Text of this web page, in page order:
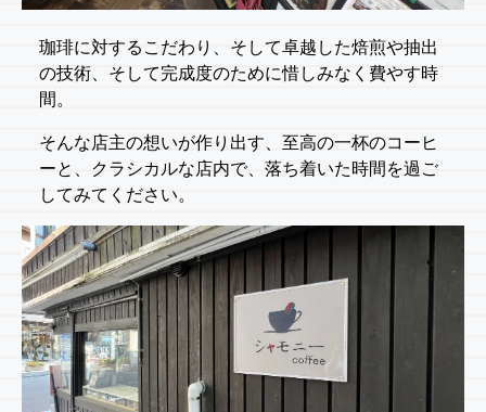
珈琲に対するこだわり、そして卓越した焙煎や抽出
の技術、そして完成度のために惜しみなく費やす時
間。
そんな店主の想いが作り出す、至高の一杯のコーヒ
ーと、クラシカルな店内で、落ち着いた時間を過ご
してみてください。